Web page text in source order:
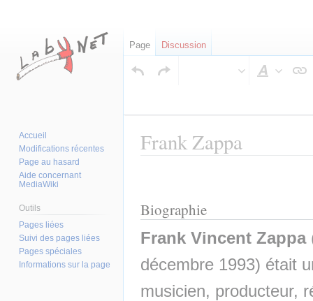
Frank Zappa
navigation
recherche
Biographie
Frank Vincent Zappa
décembre 1993) était
musicien, producteur,
Page Discussion
Accueil
Modifications récentes
Page au hasard
Aide concernant
MediaWiki
Outils
Pages liées
Suivi des pages liées
Pages spéciales
Informations sur la page